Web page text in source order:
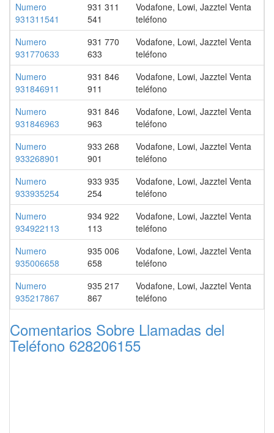
Numero
931311541
931 311
541
Vodafone, Lowi, Jazztel Venta
teléfono
Numero
931770633
931 770
633
Vodafone, Lowi, Jazztel Venta
teléfono
Numero
931846911
931 846
911
Vodafone, Lowi, Jazztel Venta
teléfono
Numero
931846963
931 846
963
Vodafone, Lowi, Jazztel Venta
teléfono
Numero
933268901
933 268
901
Vodafone, Lowi, Jazztel Venta
teléfono
Numero
933935254
933 935
254
Vodafone, Lowi, Jazztel Venta
teléfono
Numero
934922113
934 922
113
Vodafone, Lowi, Jazztel Venta
teléfono
Numero
935006658
935 006
658
Vodafone, Lowi, Jazztel Venta
teléfono
Numero
935217867
935 217
867
Vodafone, Lowi, Jazztel Venta
teléfono
Comentarios Sobre Llamadas del
Teléfono 628206155